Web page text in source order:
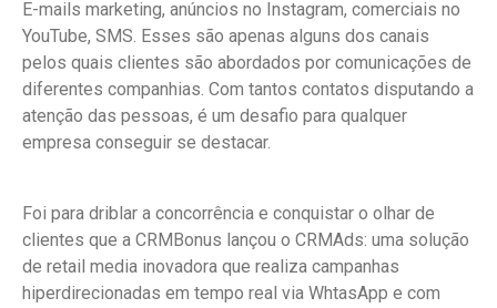
Otimização de campanhas e ROI melhorado
Integração entre equipes e ferramentas
Fidelização e reativação de clientes
Ampliação da base de clientes
Fidelização e retenção de clientes
E-mails marketing, anúncios no Instagram, comerciais no
YouTube, SMS. Esses são apenas alguns dos canais
pelos quais clientes são abordados por comunicações de
diferentes companhias. Com tantos contatos disputando a
atenção das pessoas, é um desafio para qualquer
empresa conseguir se destacar.
Foi para driblar a concorrência e conquistar o olhar de
clientes que a CRMBonus lançou o CRMAds: uma solução
de retail media inovadora que realiza campanhas
hiperdirecionadas em tempo real via WhtasApp e com